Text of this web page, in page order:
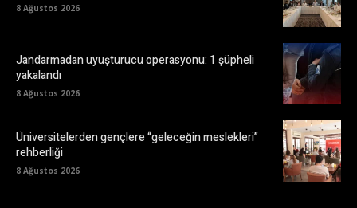
8 Ağustos 2026
Jandarmadan uyuşturucu operasyonu: 1 şüpheli
yakalandı
8 Ağustos 2026
Üniversitelerden gençlere “geleceğin meslekleri”
rehberliği
8 Ağustos 2026